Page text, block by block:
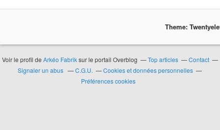
Theme:
Voir le profil de Arkéo Fabriksur le portail Overblog Top articles
Contact
Signaler un abus
C.G.U.
Cookies et données personnelles
Préférences cookies